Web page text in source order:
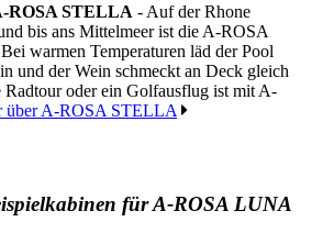
ROSA STELLA - Auf der Rhone
bis ans Mittelmeer ist die A-ROSA
warmen Temperaturen läd der Pool
und der Wein schmeckt an Deck gleich
Radtour oder ein Golfausflug ist mit A-
über A-ROSA STELLA
für A-ROSA LUNA